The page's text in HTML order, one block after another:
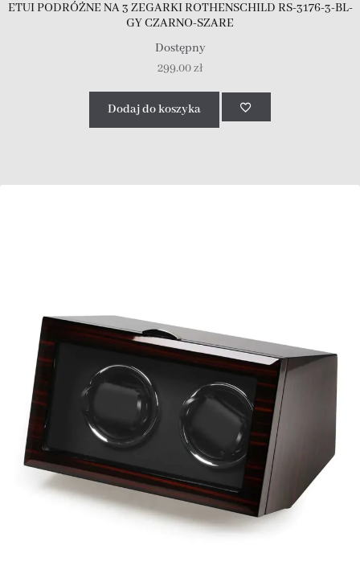
ETUI PODRÓŻNE NA 3 ZEGARKI ROTHENSCHILD RS-3176-3-BL-
GY CZARNO-SZARE
Dostępny
299.00zł
Dodaj do koszyka